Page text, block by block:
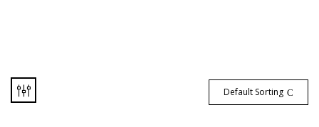
Default Sorting